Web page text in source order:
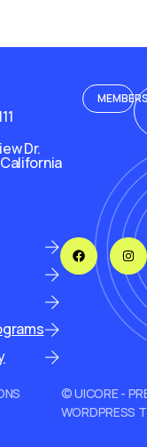
Dr.
© UICORE -
WORDPRESS